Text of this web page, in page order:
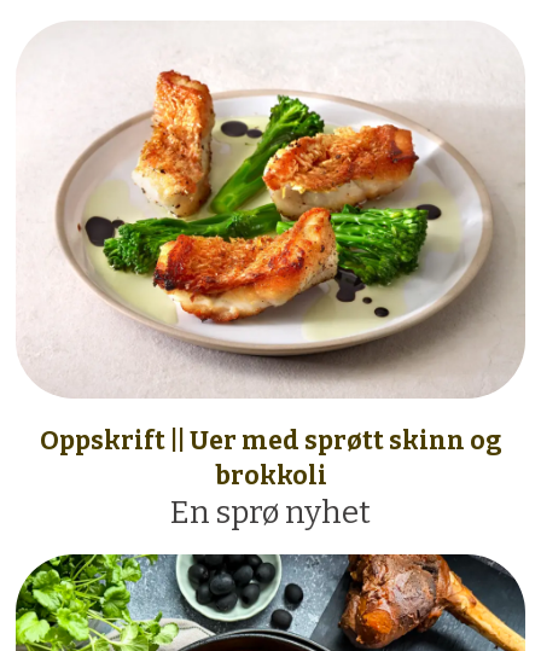
Oppskrift || Uer med sprøtt skinn og
brokkoli
En sprø nyhet